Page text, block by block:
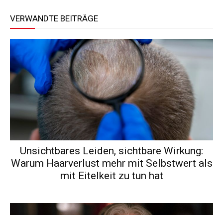
VERWANDTE BEITRÄGE
Unsichtbares Leiden, sichtbare Wirkung:
Warum Haarverlust mehr mit Selbstwert als
mit Eitelkeit zu tun hat